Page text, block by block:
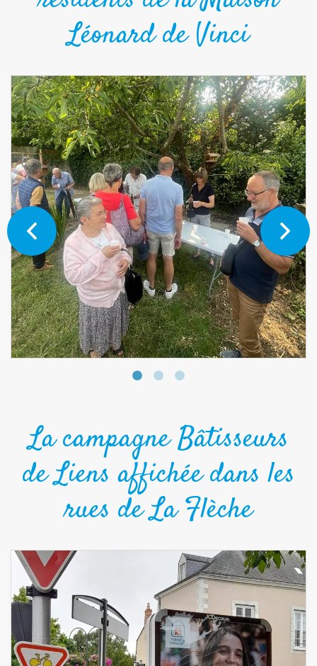
Léonard de Vinci
La campagne Bâtisseurs
de Liens affichée dans les
rues de La Flèche